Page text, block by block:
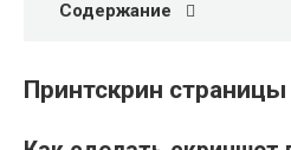
Содержание
Принтскрин